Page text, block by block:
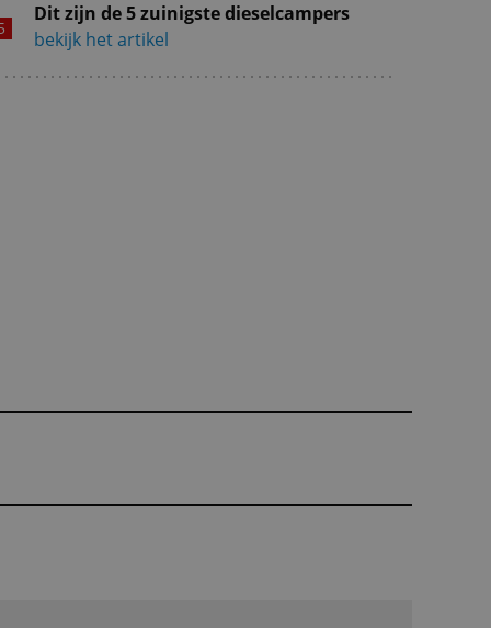
Dit zijn de 5 zuinigste dieselcampers
bekijk het artikel